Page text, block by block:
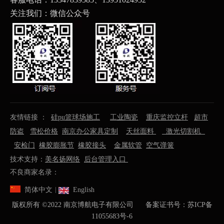
关注我们：微信公众号
友情链接 ： 硅pu篮球场施工 工业陶瓷 重庆监控立杆
超市
防盗
雪松价格 南京办公家具定制 天丝面料
激光切割机
安检门
橡胶膨胀节 橡胶接头 金属软管
空气弹簧
技术支持： 美名扬网络
后台管理入口
不良商家名录：
简体中文
English
版权所有 ©️2022 南京博航电子有限公司 备案证书号： 苏ICP备
11055683号-6